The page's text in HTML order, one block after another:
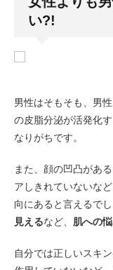
い?!
男性はそもそも、男
の皮脂分泌が活発化
なりがちです。
また、顔の凹凸があ
アしきれていないな
向にあると言えるでし
見えるなど、 肌への
自分では正しいスキ